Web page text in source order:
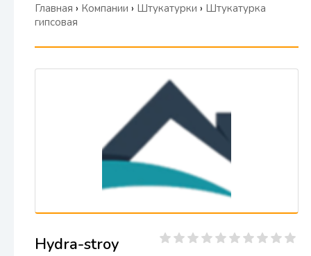
Главная › Компании › Штукатурки › Штукатурка
гипсовая
Hydra-stroy